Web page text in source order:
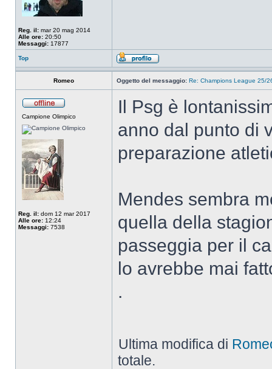
Reg. il: mar 20 mag 2014
Alle ore: 20:50
Messaggi: 17877
Top
Romeo Oggetto del messaggio: Re: Champions League 25/
Campione Olimpico
Reg. il: dom 12 mar 2017
Alle ore: 12:24
Messaggi: 7538
Il Psg è
anno dal punto di
preparazione
Mendes sembra
quella della
passeggia per il
lo avrebbe mai
.
Ultima modifica di
totale.